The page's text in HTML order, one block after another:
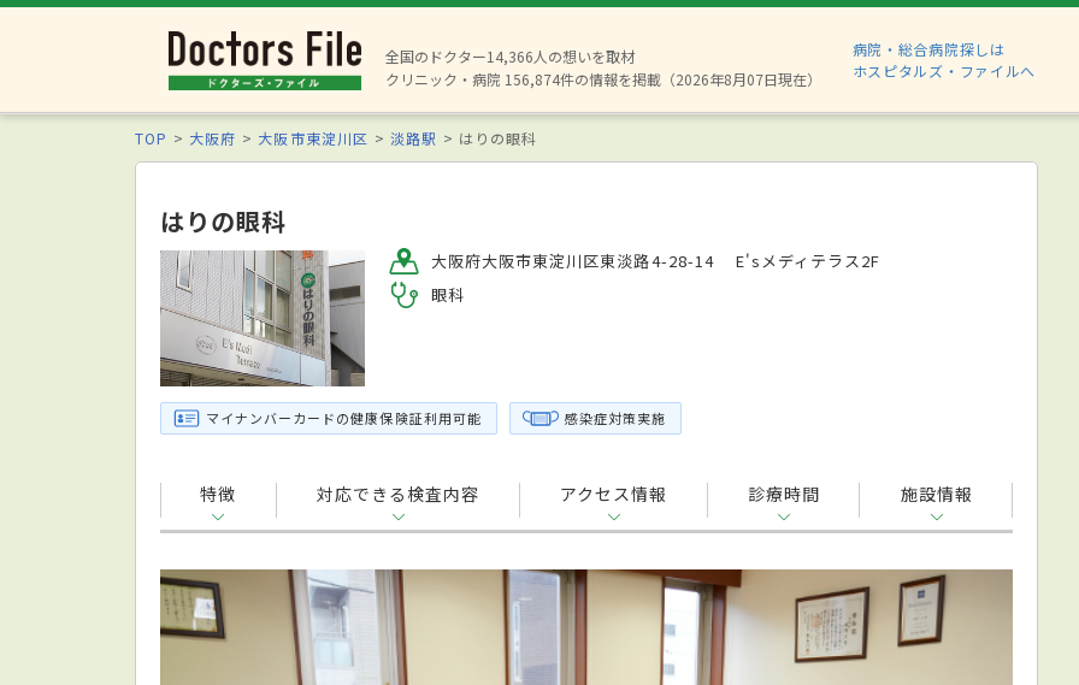
全国のドクター14,366人の想いを取材
クリニック・病院 156,874件の情報を掲載（2026年8月07日現在）
病院・総合病院探しは
ホスピタルズ・ファイルへ
TOP 大阪府 大阪市東淀川区 淡路駅 はりの眼科
はりの眼科
大阪府大阪市東淀川区東淡路4-28-14 E'sメディテラス2F
眼科
マイナンバーカードの健康保険証利用可能 感染症対策実施
特徴 対応できる検査内容 アクセス情報 診療時間 施設情報